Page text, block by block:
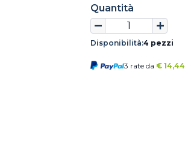
Quantità
Disponibilità:4 pezzi
3 rate da € 14,44